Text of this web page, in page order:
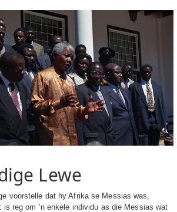
Lewe
voorstelle dat hy Afrika se Messias was,
reg om ’n enkele individu as die Messias wat